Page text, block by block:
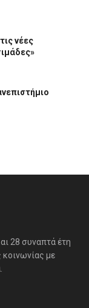
νέες
28 συναπτά έτη
με